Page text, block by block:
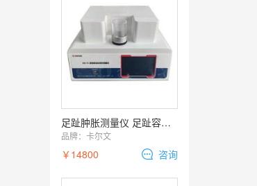
足趾肿胀测量仪 足趾容积测量仪
品牌： 卡尔文
￥14800 咨询